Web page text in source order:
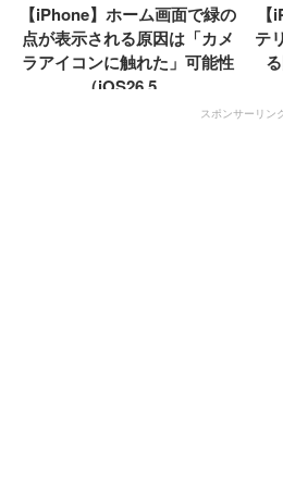
【iPhone】ホーム画面で緑の
点が表示される原因は「カメ
ラアイコンに触れた」可能性
（iOS26.5....
テ
スポンサーリン